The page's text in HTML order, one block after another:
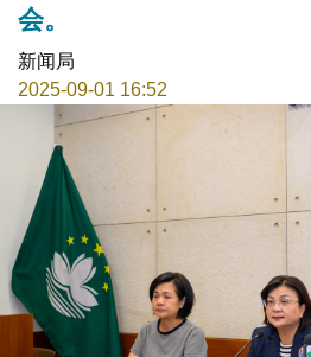
会。
新闻局
2025-09-01 16:52